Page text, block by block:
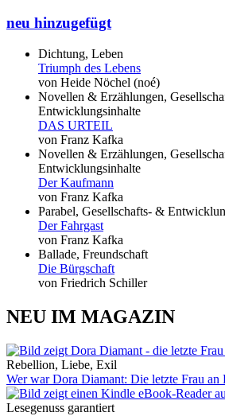
neu hinzugefügt
Dichtung, Leben
Triumph des Lebens
von Heide Nöchel (noé)
Novellen & Erzählungen,
Entwicklungsinhalte
DAS URTEIL
von Franz Kafka
Novellen & Erzählungen,
Entwicklungsinhalte
Der Kaufmann
von Franz Kafka
Parabel, Gesellschafts- &
Der Fahrgast
von Franz Kafka
Ballade, Freundschaft
Die Bürgschaft
von Friedrich Schiller
NEU IM MAGAZIN
Rebellion, Liebe, Exil
Wer war Dora Diamant: Die letzte Frau an
Lesegenuss garantiert